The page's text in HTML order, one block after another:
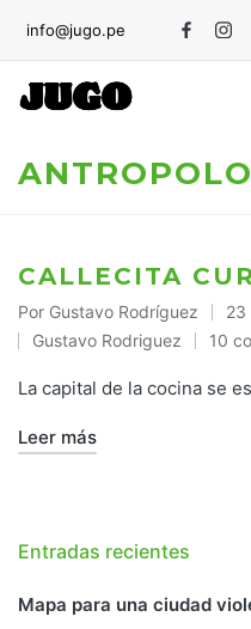
info@jugo.pe
CALLECITA
Publicado
por
Por Gustavo Rodríguez 23
Publicado
en
Gustavo Rodriguez 10
La capital de la cocina se
Leer más
Entradas recientes
Mapa para una ciudad